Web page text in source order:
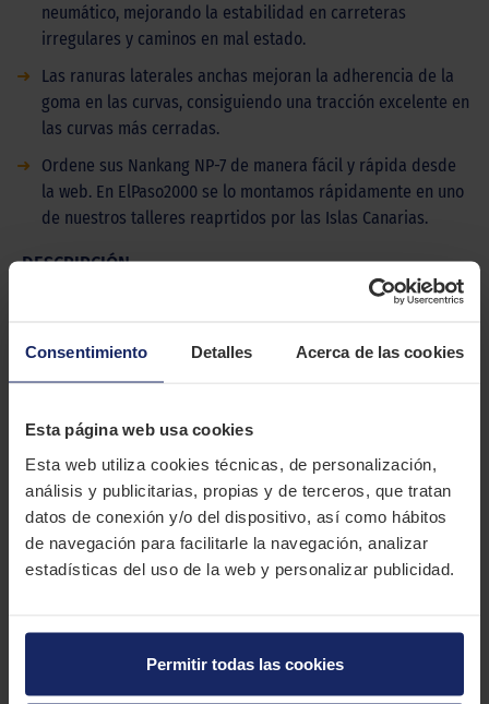
Consentimiento Detalles Acerca de las cookies
Esta página web usa cookies
Esta web utiliza cookies técnicas, de personalización,
análisis y publicitarias, propias y de terceros, que tratan
datos de conexión y/o del dispositivo, así como hábitos
de navegación para facilitarle la navegación, analizar
estadísticas del uso de la web y personalizar publicidad.
Permitir todas las cookies
neumático, mejorando la estabilidad en carreteras
irregulares y caminos en mal estado.
➜
Las ranuras laterales anchas mejoran la adherencia de la
goma en las curvas, consiguiendo una tracción excelente en
las curvas más cerradas.
➜
Ordene sus Nankang NP-7 de manera fácil y rápida desde
la web. En ElPaso2000 se lo montamos rápidamente en uno
de nuestros talleres reaprtidos por las Islas Canarias.
DESCRIPCIÓN
El Nankang SP-7 es un neumático H/T (Higway/Terrain) para
CARACTERÍSTICAS TÉCNICAS
Marca
NANKANG
Modelo
SP-7
Tipo conducción
16 MEDIDAS PARA EL NEUMÁTICO